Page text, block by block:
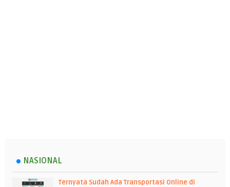
NASIONAL
Ternyata Sudah Ada Transportasi Online di